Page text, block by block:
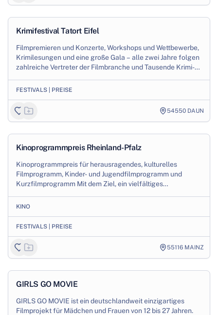
Production
Krimifestival Tatort Eifel
Filmpremieren und Konzerte, Workshops und Wettbewerbe,
Krimilesungen und eine große Gala – alle zwei Jahre folgen
zahlreiche Vertreter der Filmbranche und Tausende Krimi-
FESTIVALS | PREISE
54550 DAUN
Production
Kinoprogrammpreis Rheinland-Pfalz
Kinoprogrammpreis für herausragendes, kulturelles
Filmprogramm, Kinder- und Jugendfilmprogramm und
Kurzfilmprogramm Mit dem Ziel, ein vielfältiges
KINO
FESTIVALS | PREISE
55116 MAINZ
Production
GIRLS GO MOVIE
GIRLS GO MOVIE ist ein deutschlandweit einzigartiges
Filmprojekt für Mädchen und Frauen von 12 bis 27 Jahren.